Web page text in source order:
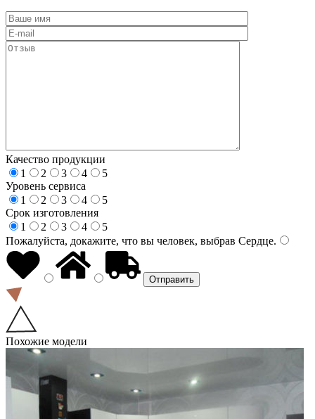
Качество продукции
1
2 3 4
5
Уровень сервиса
1
2 3 4
5
Срок изготовления
1
2 3 4
5
Пожалуйста, докажите, что вы человек, выбрав Сердце.
Похожие модели